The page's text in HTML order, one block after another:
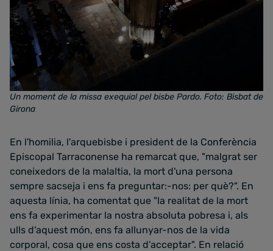
Un moment de la missa exequial pel bisbe Pardo. Foto: Bisbat de
Girona
En l'homilia, l'arquebisbe i president de la Conferència
Episcopal Tarraconense ha remarcat que, "malgrat ser
coneixedors de la malaltia, la mort d'una persona
sempre sacseja i ens fa preguntar:-nos: per què?". En
aquesta línia, ha comentat que "la realitat de la mort
ens fa experimentar la nostra absoluta pobresa i, als
ulls d'aquest món, ens fa allunyar-nos de la vida
corporal, cosa que ens costa d'acceptar". En relació